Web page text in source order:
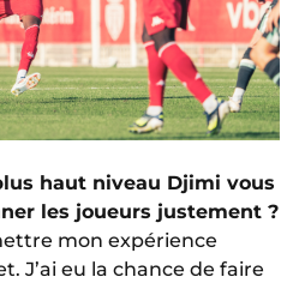
haut niveau Djimi vous
les joueurs justement ?
mon expérience
J’ai eu la chance de faire